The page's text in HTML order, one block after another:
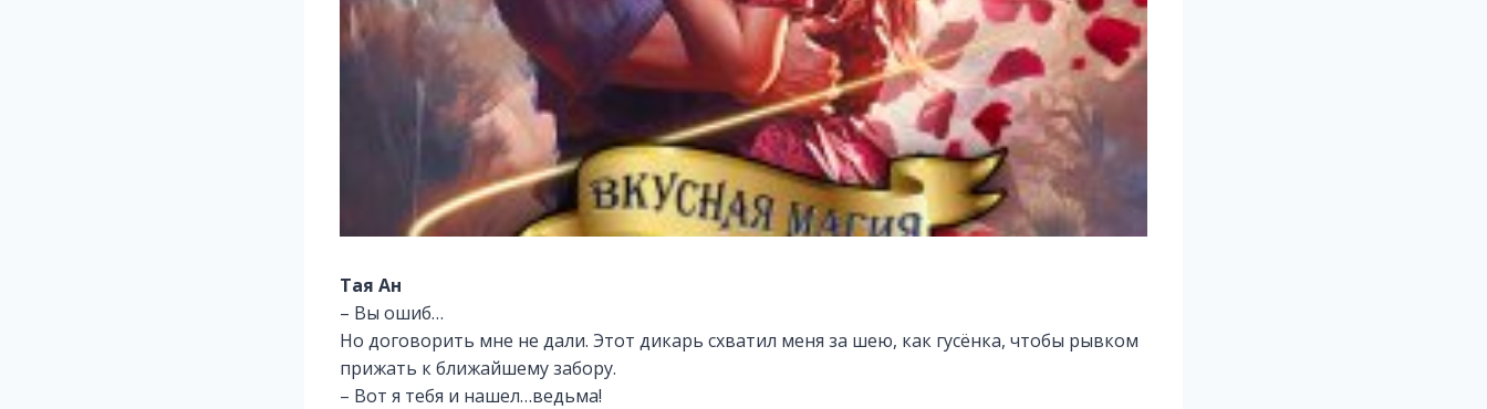
Тая Ан
– Вы ошиб…
Но договорить мне не дали. Этот дикарь схватил меня за шею, как гусёнка, чтобы рывком
прижать к ближайшему забору.
– Вот я тебя и нашел…ведьма!